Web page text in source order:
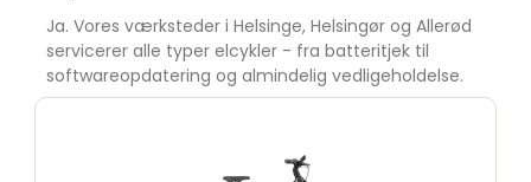
Ja. Vores værksteder i Helsinge, Helsingør og Allerød
servicerer alle typer elcykler - fra batteritjek til
softwareopdatering og almindelig vedligeholdelse.